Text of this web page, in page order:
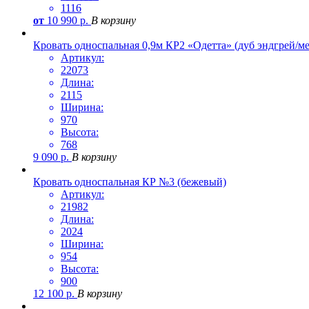
1116
от 10 990 р. В корзину
Кровать односпальная 0,9м КР2 «Одетта» (дуб эндгрей/
Артикул:
22073
Длина:
2115
Ширина:
970
Высота:
768
9 090 р. В корзину
Кровать односпальная КР №3 (бежевый)
Артикул:
21982
Длина:
2024
Ширина:
954
Высота:
900
12 100 р. В корзину